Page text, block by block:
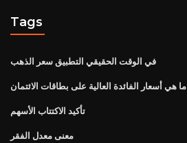
Tags
في الوقت الحقيقي التطبيق سعر الذهب
ما هي أسعار الفائدة العالية على بطاقات الائتمان
تأكيد الاكتتاب الأسهم
معنى معدل الفقر